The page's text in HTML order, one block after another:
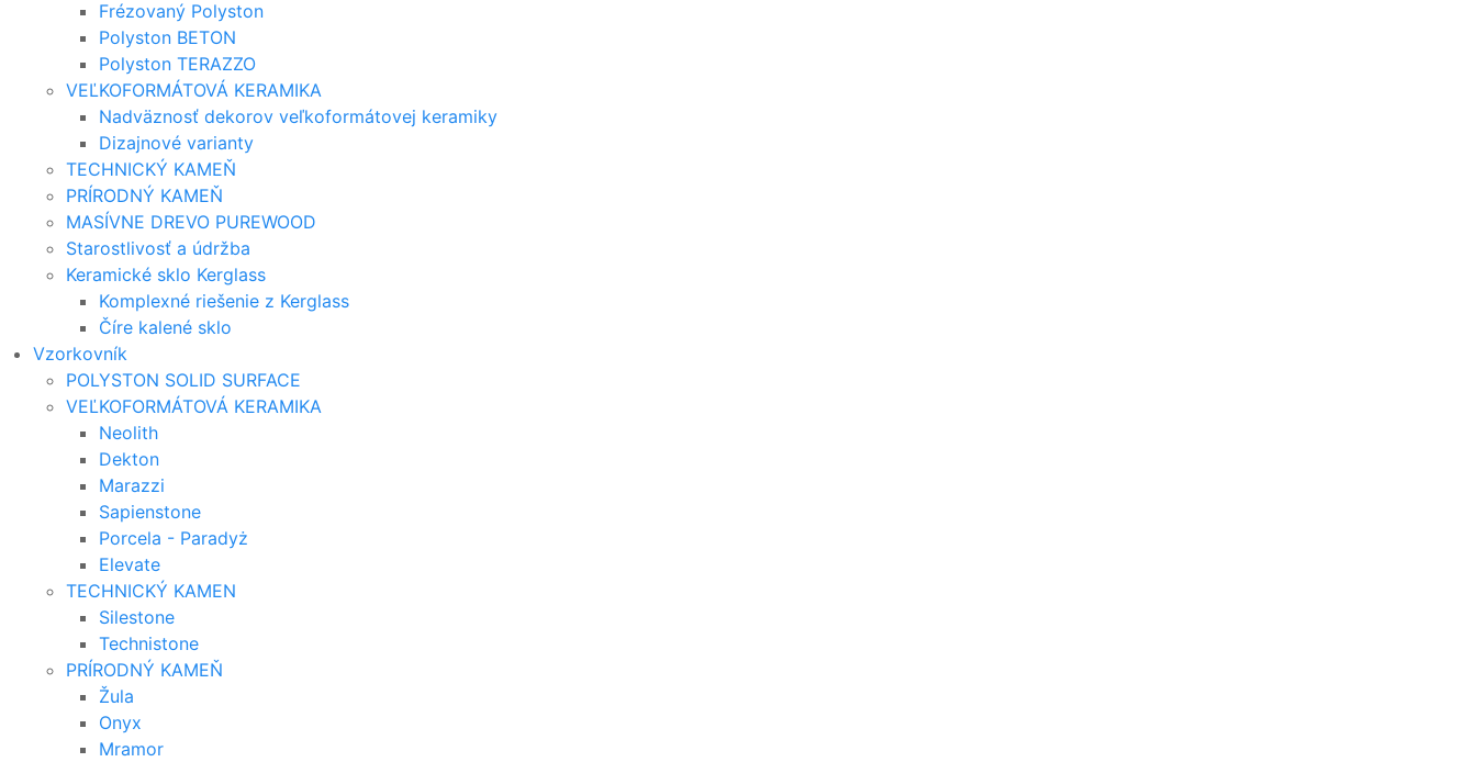
Frézovaný Polyston
Polyston BETON
Polyston TERAZZO
VEĽKOFORMÁTOVÁ KERAMIKA
Nadväznosť dekorov veľkoformátovej keramiky
Dizajnové varianty
TECHNICKÝ KAMEŇ
PRÍRODNÝ KAMEŇ
MASÍVNE DREVO PUREWOOD
Starostlivosť a údržba
Keramické sklo Kerglass
Komplexné riešenie z Kerglass
Číre kalené sklo
Vzorkovník
POLYSTON SOLID SURFACE
VEĽKOFORMÁTOVÁ KERAMIKA
Neolith
Dekton
Marazzi
Sapienstone
Porcela - Paradyż
Elevate
TECHNICKÝ KAMEN
Silestone
Technistone
PRÍRODNÝ KAMEŇ
Žula
Onyx
Mramor